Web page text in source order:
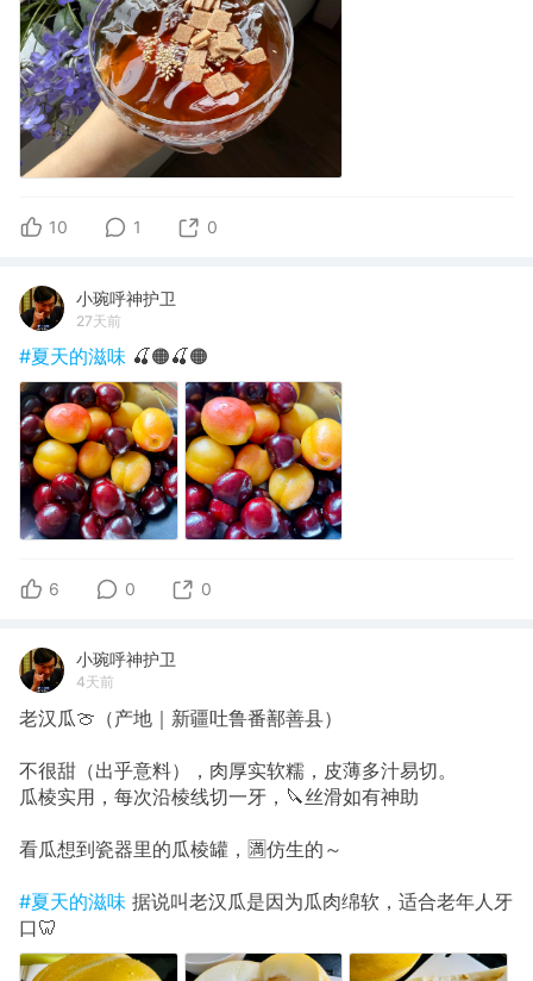
10 1 0
小琬呼神护卫
27天前
#夏天的滋味 🍒🟠🍒🟠
6 0 0
小琬呼神护卫
4天前
老汉瓜🍈（产地｜新疆吐鲁番鄯善县）
不很甜（出乎意料），肉厚实软糯，皮薄多汁易切。
瓜棱实用，每次沿棱线切一牙，🔪丝滑如有神助
看瓜想到瓷器里的瓜棱罐，🈵仿生的～
#夏天的滋味 据说叫老汉瓜是因为瓜肉绵软，适合老年人牙
口🦷